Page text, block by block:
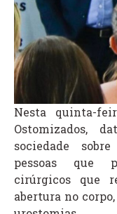
Nesta quinta-
Ostomizados,
sociedade
pessoas que
cirúrgicos que
abertura no